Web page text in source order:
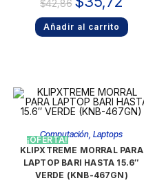
$42,86
Añadir al carrito
¡OFERTA!
Computación ,Laptops
KLIPXTREME MORRAL PARA
LAPTOP BARI HASTA 15.6″
VERDE (KNB-467GN)